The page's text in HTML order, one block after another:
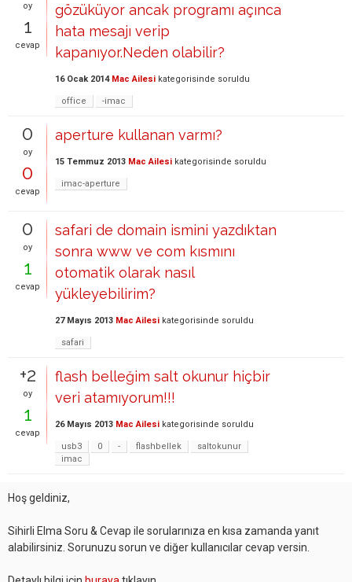
oy
1
cevap
gözüküyor ancak programı açınca
hata mesajı verip
kapanıyor.Neden olabilir?
16 Ocak 2014 Mac Ailesi kategorisinde soruldu
office -imac
0
oy
0
cevap
aperture kullanan varmı?
15 Temmuz 2013 Mac Ailesi kategorisinde soruldu
imac-aperture
0
oy
1
cevap
safari de domain ismini yazdıktan
sonra www ve com kısmını
otomatik olarak nasıl
yükleyebilirim?
27 Mayıs 2013 Mac Ailesi kategorisinde soruldu
safari
+2
oy
1
cevap
flash belleğim salt okunur hiçbir
veri atamıyorum!!!
26 Mayıs 2013 Mac Ailesi kategorisinde soruldu
usb3 0 - flashbellek
saltokunur
imac
Hoş geldiniz,
Sihirli Elma Soru & Cevap ile sorularınıza en kısa zamanda yanıt
alabilirsiniz. Sorunuzu sorun ve diğer kullanıcılar cevap versin.